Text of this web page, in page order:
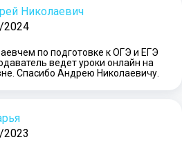
Николаевич
2024
по подготовке к ОГЭ и ЕГЭ
ведет уроки онлайн на
Спасибо Андрею Николаевичу.